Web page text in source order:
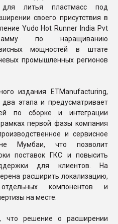
для литья пластмасс под
своего присутствия в
Yudo Hot Runner India Pvt
по наращиванию
мощностей в штате
промышленных регионов
издания ETManufacturing,
этапа и предусматривает
по сборке и интеграции
первой фазы компания
и сервисное
Мумбаи, что позволит
поставок ГКС и повысить
для клиентов. На
расширить локализацию,
компонентов и
на месте.
что решение о расширении